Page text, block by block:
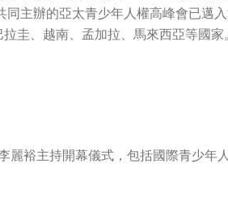
同主辦的亞太青少年人權高峰會已邁
圭、越南、孟加拉、馬來西亞等國家
裕主持開幕儀式，包括國際青少年